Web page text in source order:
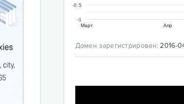
Март Апр
-1
-0.5
Домен зарегистрирован: 2016-